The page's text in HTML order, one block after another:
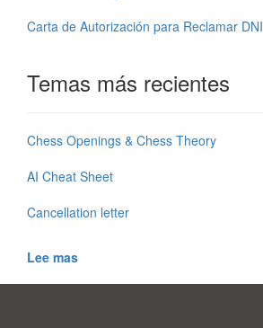
Carta de Autorización para Reclamar DNI
Temas más recientes
Chess Openings & Chess Theory
AI Cheat Sheet
Cancellation letter
Lee mas